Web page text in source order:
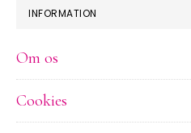
INFORMATION
Om os
Cookies